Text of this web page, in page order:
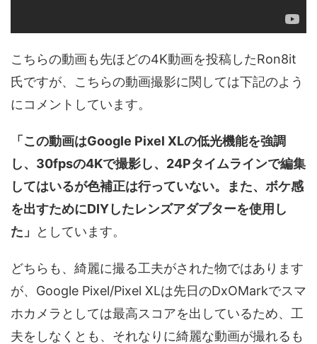
こちらの動画も先ほどの4K動画を投稿したRon8it
氏ですが、こちらの動画撮影に関しては下記のよう
にコメントしています。
「この動画はGoogle Pixel XLの低光機能を強調
し、30fpsの4Kで撮影し、24Pタイムラインで編集
してはいるが色補正は行っていない。また、ボケ感
を出すためにDIYしたレンズアダプターを使用し
た」
としています。
どちらも、綺麗に撮る工夫がされた物ではあります
が、Google Pixel/Pixel XLは先日のDxOMarkでスマ
ホカメラとしては最高スコアを出しているため、工
夫をしなくとも、それなりに綺麗な動画が撮れるも